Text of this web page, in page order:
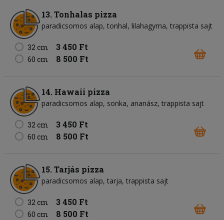
13. Tonhalas pizza
paradicsomos alap tonhal lilahagyma trappista sajt
32 cm 3 450 Ft
60 cm 8 500 Ft
14. Hawaii pizza
paradicsomos alap sonka ananász trappista sajt
32 cm 3 450 Ft
60 cm 8 500 Ft
15. Tarjás pizza
paradicsomos alap tarja trappista sajt
32 cm 3 450 Ft
60 cm 8 500 Ft